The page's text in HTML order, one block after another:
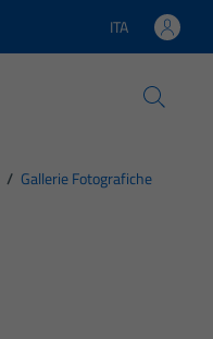
Lingua attiva:
ITA
/ Gallerie Fotografiche